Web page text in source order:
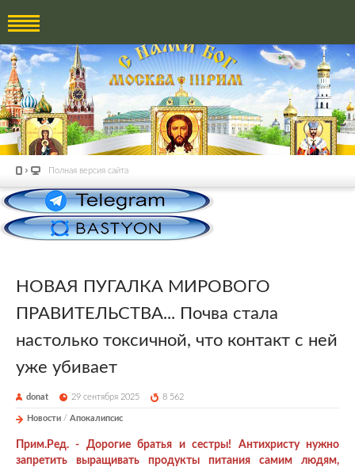
Полная версия сайта
НОВАЯ ПУГАЛКА МИРОВОГО
ПРАВИТЕЛЬСТВА... Почва стала
настолько токсичной, что контакт с ней
уже убивает
donat 29 сентября 2025 8 562
Новости / Апокалипсис
Прим.Ред. - Дорогие братья и сестры! Антихристу нужно
запретить выращивать продукты питания самим людям,